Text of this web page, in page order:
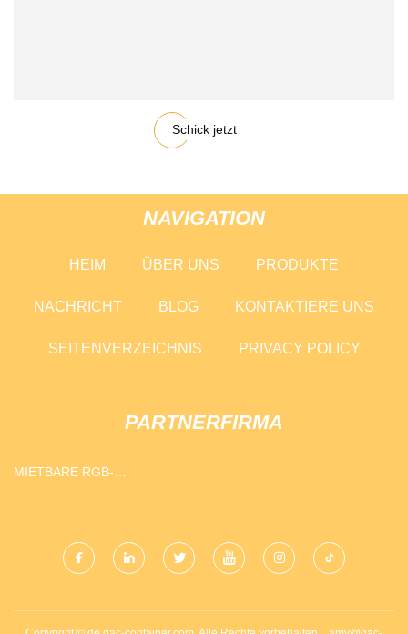
Schick jetzt
NAVIGATION
HEIM ÜBER UNS PRODUKTE
NACHRICHT BLOG KONTAKTIERE UNS
SEITENVERZEICHNIS PRIVACY POLICY
PARTNERFIRMA
MIETBARE RGB-